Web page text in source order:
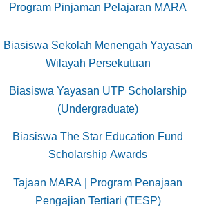
Program Pinjaman Pelajaran MARA
Biasiswa Sekolah Menengah Yayasan
Wilayah Persekutuan
Biasiswa Yayasan UTP Scholarship
(Undergraduate)
Biasiswa The Star Education Fund
Scholarship Awards
Tajaan MARA | Program Penajaan
Pengajian Tertiari (TESP)